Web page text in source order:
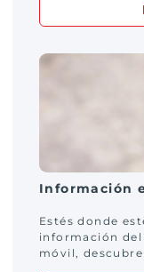
Información
Estés donde
información
móvil,